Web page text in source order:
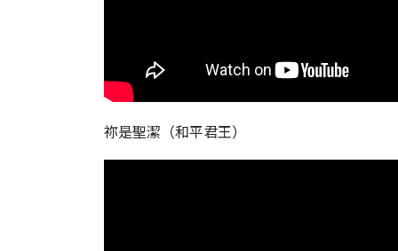
祢是聖潔（和平君王）